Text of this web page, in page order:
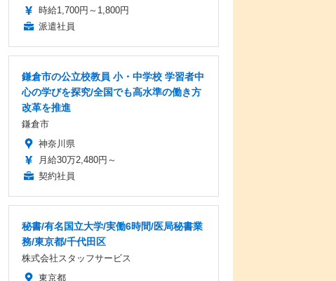
時給1,700円～1,800円
派遣社員
鎌倉市の公立校教員 小・中学校 学習者中
心の学びを探究/全国でも高水準の働き方
改革を推進
鎌倉市
神奈川県
月給30万2,480円～
契約社員
秘書/有名国立大学/実働6時間/医局秘書業
務/東京都/千代田区
株式会社スタッフサービス
東京都